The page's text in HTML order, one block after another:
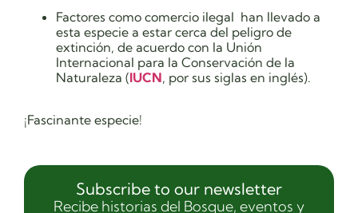
Factores como comercio ilegal han llevado a
esta especie a estar cerca del peligro de
extinción, de acuerdo con la Unión
Internacional para la Conservación de la
Naturaleza (IUCN, por sus siglas en inglés).
¡Fascinante especie!
Subscribe to our newsletter
Recibe historias del Bosque, eventos y